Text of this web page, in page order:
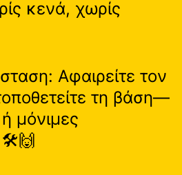
κενά, χωρίς
Αφαιρείτε τον
τη βάση—
μόνιμες
🛠️🙌